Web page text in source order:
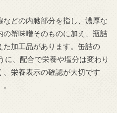
どの内臓部分を指し、濃厚な
の蟹味噌そのものに加え、瓶詰
加工品があります。缶詰の
に、配合で栄養や塩分は変わり
、栄養表示の確認が大切です